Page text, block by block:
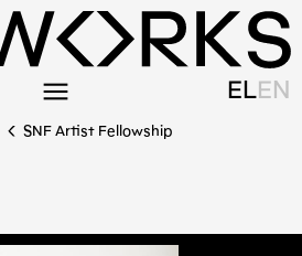
ELEN
SNF Artist Fellowship